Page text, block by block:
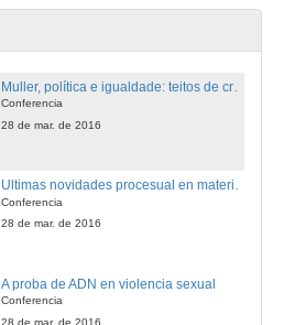
Conferencia
28 de mar. de 2016
Ultimas novidades procesual en materia de violencia de xénero
Conferencia
28 de mar. de 2016
A proba de ADN en violencia sexual
Conferencia
28 de mar. de 2016